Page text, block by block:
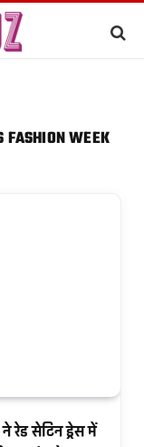
WEEK
सेटिन ड्रेस में